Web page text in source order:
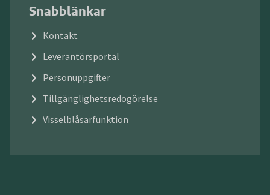
Snabblänkar
Kontakt
Leverantörsportal
Personuppgifter
Tillgänglighetsredogörelse
Visselblåsarfunktion